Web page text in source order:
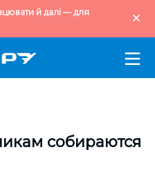
й далі — для
собираются